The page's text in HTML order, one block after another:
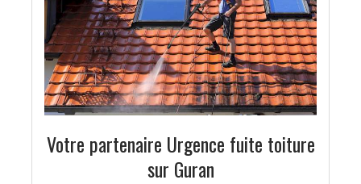
Votre partenaire Urgence fuite toiture
sur Guran